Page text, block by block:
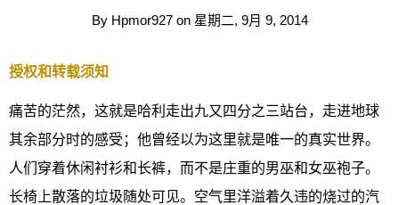
By Hpmor927 on 星期二, 9月 9, 2014
授权和转载须知
痛苦的茫然，这就是哈利走出九又四分之三站台，走进地球
其余部分时的感受；他曾经以为这里就是唯一的真实世界。
人们穿着休闲衬衫和长裤，而不是庄重的男巫和女巫袍子。
长椅上散落的垃圾随处可见。空气里洋溢着久违的烧过的汽